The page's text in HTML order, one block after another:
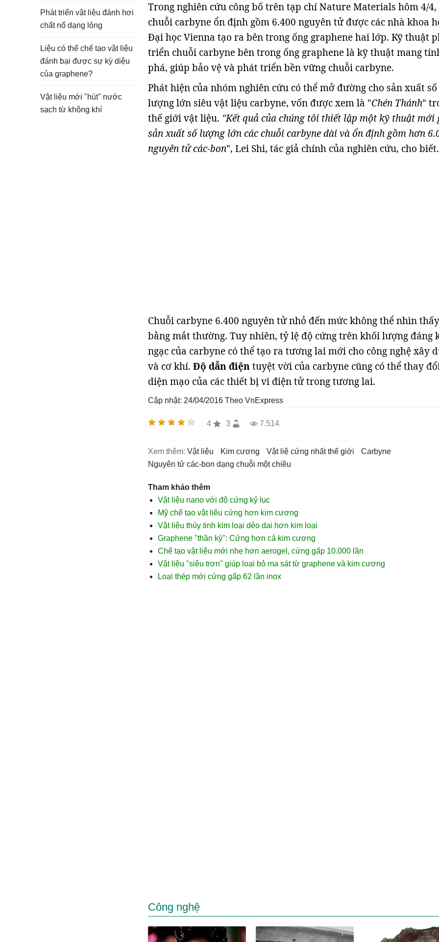
Trong nghiên cứu công bố trên tạp chí Nature Materials hôm 4/
chuỗi carbyne ổn định gồm 6.400 nguyên tử được các nhà khoa
Đại học Vienna tạo ra bên trong ống graphene hai lớp. Kỹ thuật
triển chuỗi carbyne bên trong ống graphene là kỹ thuật mang
phá, giúp bảo vệ và phát triển bền vững chuỗi carbyne.
Phát hiện của nhóm nghiên cứu có thể mở đường cho sản xuất số
lượng lớn siêu vật liệu carbyne, vốn được xem là "Chén Thánh"
thế giới vật liệu. "Kết quả của chúng tôi thiết lập một kỹ thuật mới
sản xuất số lượng lớn các chuỗi carbyne dài và ổn định gồm hơn
nguyên tử các-bon", Lei Shi, tác giả chính của nghiên cứu, cho biết.
Chuỗi carbyne 6.400 nguyên tử nhỏ đến mức không thể nhìn thấy
bằng mắt thường. Tuy nhiên, tỷ lệ độ cứng trên khối lượng đáng
ngạc của carbyne có thể tạo ra tương lai mới cho công nghệ xây
và cơ khí. Độ dẫn điệntuyệt vời của carbyne cũng có thể thay
diện mạo của các thiết bị vi điện tử trong tương lai.
Cập nhật: 24/04/2016 Theo VnExpress
4 3 7.514
Xem thêm: vật liệu kim cương vật liệ cứng nhất thế giới
carbyne
nguyên tử các-bon dạng chuỗi một chiều
Tham khảo thêm
Vật liệu nano với độ cứng kỷ lục
Mỹ chế tạo vật liêu cứng hơn kim cương
Vật liệu thủy tinh kim loại dẻo dai hơn kim loại
Graphene "thần kỳ": Cứng hơn cả kim cương
Chế tạo vật liệu mới nhẹ hơn aerogel, cứng gấp 10.000 lần
Vật liệu "siêu trơn" giúp loại bỏ ma sát từ graphene và kim cương
Loại thép mới cứng gấp 62 lần inox
Công nghệ
Phát triển vật liệu đánh hơi
chất nổ dạng lỏng
Liệu có thể chế tạo vật liệu
đánh bại được sự kỳ diệu
của graphene?
Vật liệu mới "hút" nước
sạch từ không khí